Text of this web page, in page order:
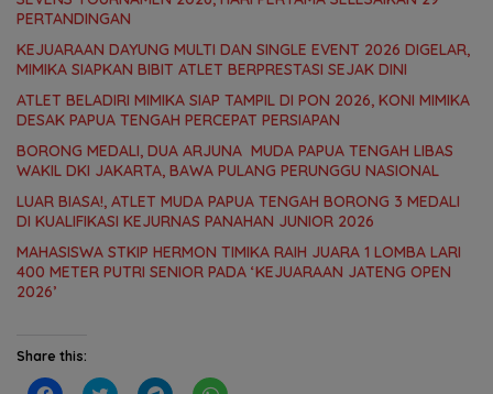
PERTANDINGAN
KEJUARAAN DAYUNG MULTI DAN SINGLE EVENT 2026 DIGELAR,
MIMIKA SIAPKAN BIBIT ATLET BERPRESTASI SEJAK DINI
ATLET BELADIRI MIMIKA SIAP TAMPIL DI PON 2026, KONI MIMIKA
DESAK PAPUA TENGAH PERCEPAT PERSIAPAN
BORONG MEDALI, DUA ARJUNA MUDA PAPUA TENGAH LIBAS
WAKIL DKI JAKARTA, BAWA PULANG PERUNGGU NASIONAL
LUAR BIASA!, ATLET MUDA PAPUA TENGAH BORONG 3 MEDALI
DI KUALIFIKASI KEJURNAS PANAHAN JUNIOR 2026
MAHASISWA STKIP HERMON TIMIKA RAIH JUARA 1 LOMBA LARI
400 METER PUTRI SENIOR PADA ‘KEJUARAAN JATENG OPEN
2026’
Share this: